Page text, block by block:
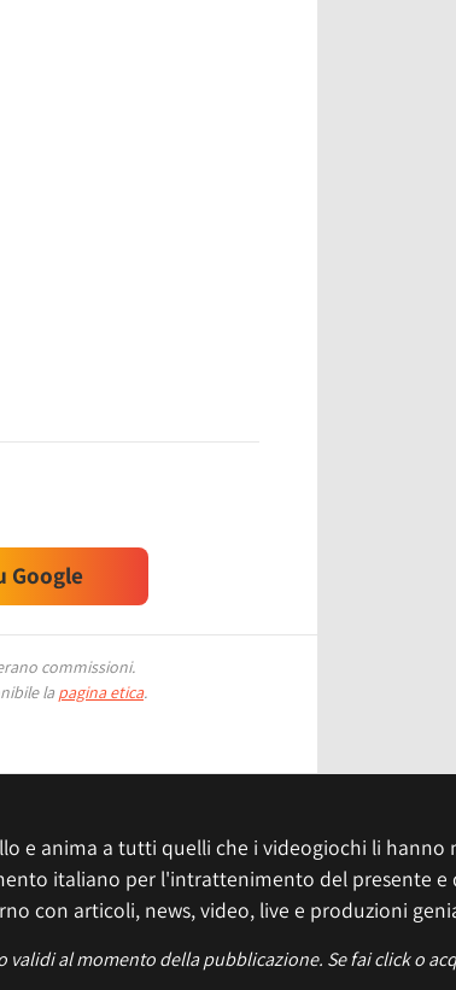
Google
commissioni.
la pagina etica.
e anima a tutti quelli che i videogiochi li hanno
italiano per l'intrattenimento del presente e
con articoli, news, video, live e produzioni
validi al momento della pubblicazione. Se fai click o